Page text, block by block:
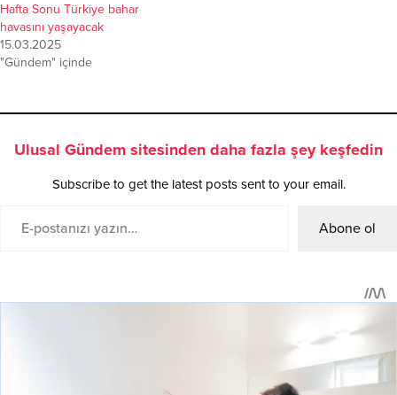
Hafta Sonu Türkiye bahar
havasını yaşayacak
15.03.2025
"Gündem" içinde
Ulusal Gündem sitesinden daha fazla şey keşfedin
Subscribe to get the latest posts sent to your email.
Abone ol